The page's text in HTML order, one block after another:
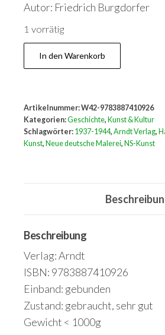
Autor: Friedrich Burgdorfer
1 vorrätig
Das
Haus
Kunst
1937
-
deutsche
Malerei
Menge
In den Warenkorb
Artikelnummer:W42-9783887410926
Kategorien:Geschichte, Kunst & Kultur
Schlagwörter: 1937-1944, Arndt Verlag,
Kunst, Neue deutsche Malerei, NS-Kunst
Beschreibung
Verlag: Arndt
ISBN: 9783887410926
Einband: gebunden
Zustand: gebraucht, sehr gut
Gewicht < 1000g